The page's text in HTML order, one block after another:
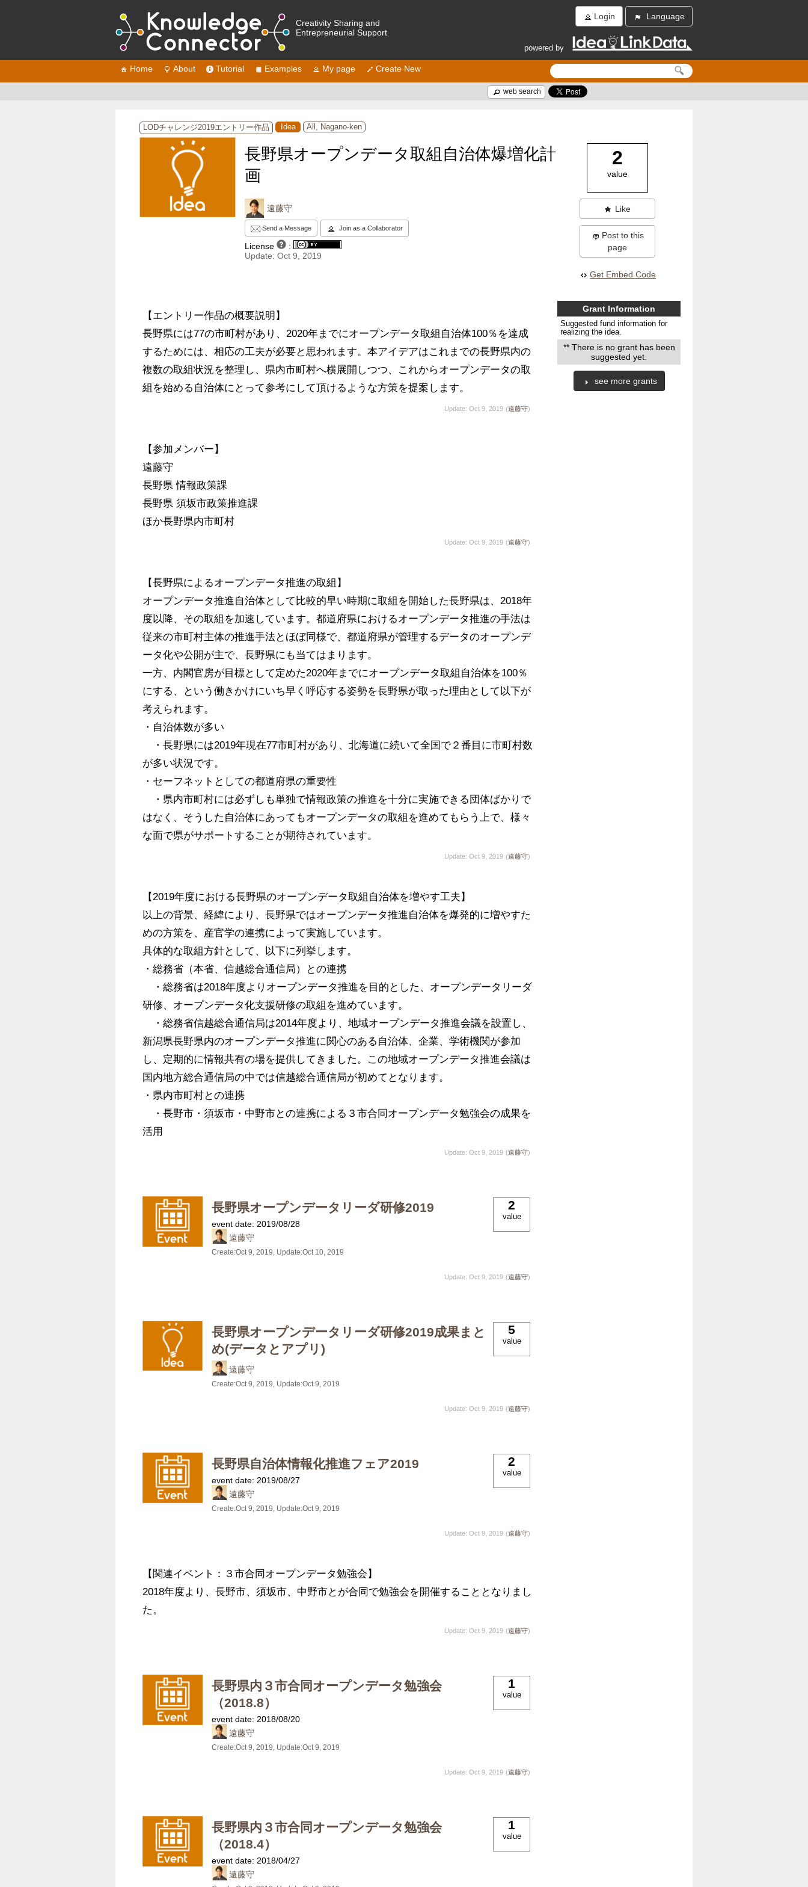
Creativity Sharing and
Entrepreneurial Support
Login Language
powered by
Home About Tutorial Examples My page Create New
web search
LODチャレンジ2019エントリー作品 Idea All, Nagano-ken
長野県オープンデータ取組自治体爆増化計
画
遠藤守
Send a Message Join as a Collaborator
License
:
Update: Oct 9, 2019
2
value
Like
Post to this
page
Get Embed Code
【エントリー作品の概要説明】
長野県には77の市町村があり、2020年までにオープンデータ取組自治体100％を達成
するためには、相応の工夫が必要と思われます。本アイデアはこれまでの長野県内の
複数の取組状況を整理し、県内市町村へ横展開しつつ、これからオープンデータの取
組を始める自治体にとって参考にして頂けるような方策を提案します。
Update: Oct 9, 2019 (遠藤守)
【参加メンバー】
遠藤守
長野県 情報政策課
長野県 須坂市政策推進課
ほか長野県内市町村
Update: Oct 9, 2019 (遠藤守)
【長野県によるオープンデータ推進の取組】
オープンデータ推進自治体として比較的早い時期に取組を開始した長野県は、2018年
度以降、その取組を加速しています。都道府県におけるオープンデータ推進の手法は
従来の市町村主体の推進手法とほぼ同様で、都道府県が管理するデータのオープンデ
ータ化や公開が主で、長野県にも当てはまります。
一方、内閣官房が目標として定めた2020年までにオープンデータ取組自治体を100％
にする、という働きかけにいち早く呼応する姿勢を長野県が取った理由として以下が
考えられます。
・自治体数が多い
・長野県には2019年現在77市町村があり、北海道に続いて全国で２番目に市町村数
が多い状況です。
・セーフネットとしての都道府県の重要性
・県内市町村には必ずしも単独で情報政策の推進を十分に実施できる団体ばかりで
はなく、そうした自治体にあってもオープンデータの取組を進めてもらう上で、様々
な面で県がサポートすることが期待されています。
Update: Oct 9, 2019 (遠藤守)
【2019年度における長野県のオープンデータ取組自治体を増やす工夫】
以上の背景、経緯により、長野県ではオープンデータ推進自治体を爆発的に増やすた
めの方策を、産官学の連携によって実施しています。
具体的な取組方針として、以下に列挙します。
・総務省（本省、信越総合通信局）との連携
・総務省は2018年度よりオープンデータ推進を目的とした、オープンデータリーダ
研修、オープンデータ化支援研修の取組を進めています。
・総務省信越総合通信局は2014年度より、地域オープンデータ推進会議を設置し、
新潟県長野県内のオープンデータ推進に関心のある自治体、企業、学術機関が参加
し、定期的に情報共有の場を提供してきました。この地域オープンデータ推進会議は
国内地方総合通信局の中では信越総合通信局が初めてとなります。
・県内市町村との連携
・長野市・須坂市・中野市との連携による３市合同オープンデータ勉強会の成果を
活用
Update: Oct 9, 2019 (遠藤守)
長野県オープンデータリーダ研修2019
event date: 2019/08/28
遠藤守
Create:Oct 9, 2019, Update:Oct 10, 2019
2
value
Update: Oct 9, 2019 (遠藤守)
長野県オープンデータリーダ研修2019成果まと
め(データとアプリ)
遠藤守
Create:Oct 9, 2019, Update:Oct 9, 2019
5
value
Update: Oct 9, 2019 (遠藤守)
長野県自治体情報化推進フェア2019
event date: 2019/08/27
遠藤守
Create:Oct 9, 2019, Update:Oct 9, 2019
2
value
Update: Oct 9, 2019 (遠藤守)
【関連イベント：３市合同オープンデータ勉強会】
2018年度より、長野市、須坂市、中野市とが合同で勉強会を開催することとなりまし
た。
Update: Oct 9, 2019 (遠藤守)
長野県内３市合同オープンデータ勉強会
（2018.8）
event date: 2018/08/20
遠藤守
Create:Oct 9, 2019, Update:Oct 9, 2019
1
value
Update: Oct 9, 2019 (遠藤守)
長野県内３市合同オープンデータ勉強会
（2018.4）
event date: 2018/04/27
遠藤守
1
value
Grant Information
Suggested fund information for
realizing the idea.
** There is no grant has been
suggested yet.
see more grants